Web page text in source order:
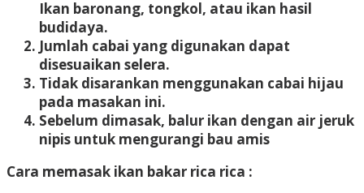
Ikan baronang, tongkol, atau ikan hasil
budidaya.
Jumlah cabai yang digunakan dapat
disesuaikan selera.
Tidak disarankan menggunakan cabai hijau
pada masakan ini.
Sebelum dimasak, balur ikan dengan air jeruk
nipis untuk mengurangi bau amis
Cara memasak ikan bakar rica rica :